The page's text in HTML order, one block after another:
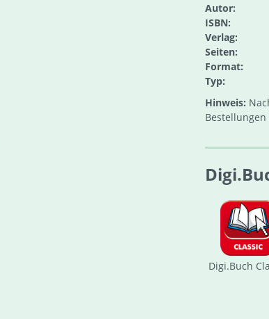
Autor:
ISBN:
Verlag:
Seiten:
Format:
Typ:
Hinweis:
Digi.Buch